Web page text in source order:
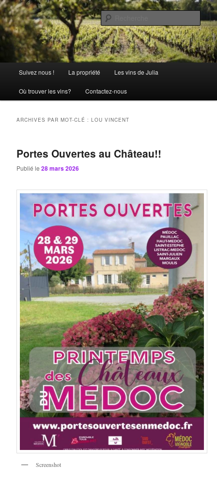
Aller
au
contenu
principal
Aller
au
contenu
secondaireChâteau Julia
La passion comme tradition
principal
Suivez nous ! La propriété Les vins de Julia
Où trouver les vins? Contactez-nous
ARCHIVES PAR MOT-CLÉ :LOU VINCENT
Portes Ouvertes au Château!!
Publié le28 mars 2026
Screenshot